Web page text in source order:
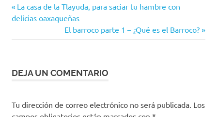
Facebook
Media
WhatsApp
Navegación
Entrada
anterior:
La casa de la Tlayuda, para saciar tu hambre con
delicias oaxaqueñas
Siguiente
entrada:
El barroco parte 1 – ¿Qué es el Barroco?
DEJA UN COMENTARIO
Tu dirección de correo electrónico no será publicada. Los